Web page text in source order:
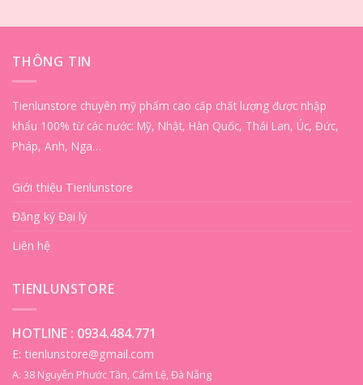
THÔNG TIN
Tienlunstore chuyên mỹ phẩm cao cấp chất lượng được nhập
khẩu 100% từ các nước: Mỹ, Nhật, Hàn Quốc, Thái Lan, Úc, Đức,
Pháp, Anh, Nga…
Giới thiệu Tienlunstore
Đăng ký Đại lý
Liên hệ
TIENLUNSTORE
HOTLINE : 0934.484.771
E: tienlunstore@gmail.com
A: 38 Nguyễn Phước Tần, Cẩm Lệ, Đà Nẵng